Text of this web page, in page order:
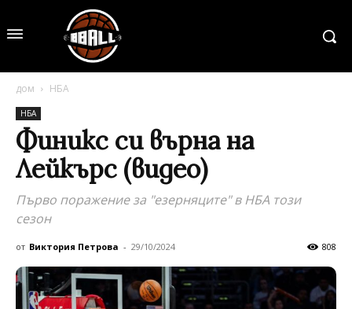
дом НБА
НБА
Финикс си върна на
Лейкърс (видео)
Първо поражение за "езерняците" в НБА този
сезон
от Виктория Петрова - 29/10/2024 808